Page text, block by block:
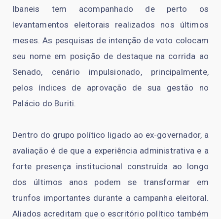
Ibaneis tem acompanhado de perto os
levantamentos eleitorais realizados nos últimos
meses. As pesquisas de intenção de voto colocam
seu nome em posição de destaque na corrida ao
Senado, cenário impulsionado, principalmente,
pelos índices de aprovação de sua gestão no
Palácio do Buriti.
Dentro do grupo político ligado ao ex-governador, a
avaliação é de que a experiência administrativa e a
forte presença institucional construída ao longo
dos últimos anos podem se transformar em
trunfos importantes durante a campanha eleitoral.
Aliados acreditam que o escritório político também